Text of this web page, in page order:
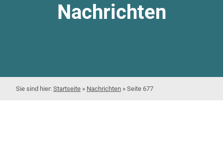
Nachrichten
Startseite » Nachrichten » Seite 677